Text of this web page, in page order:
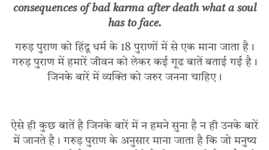
consequences of bad karma after death what a soul
has to face.
गरुड़ पुराण को हिंदू धर्म के 18 पुराणों में से एक माना जाता है।
गरुड़ पुराण में हमारें जीवन को लेकर कई गूढ बातें बताई गई है।
जिनके बारें में व्यक्ति को जरुर जनना चाहिए।
ऐसे ही कुछ बातें है जिनके बारें में न हमने सुना है न ही उनके बारें
में जानते है। गरुड़ पुराण के अनुसार माना जाता है कि जो मनुष्य